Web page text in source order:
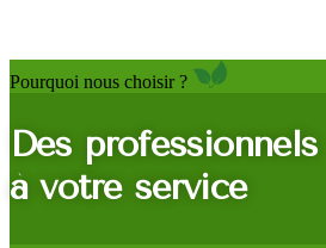
Pourquoi nous choisir ?
Des professionnels
à votre service